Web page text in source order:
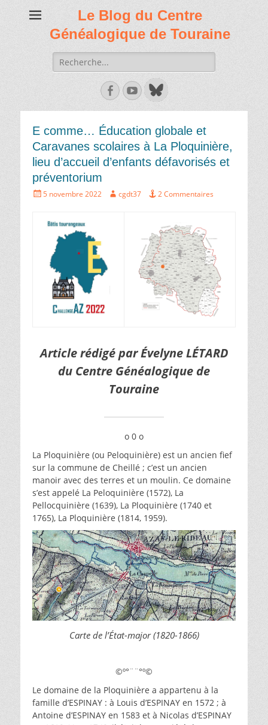
Le Blog du Centre
Généalogique de Touraine
Recherche
de:
Facebook
Youtube
E comme… Éducation globale et
Caravanes scolaires à La Ploquinière,
lieu d’accueil d’enfants défavorisés et
préventorium
Écrit5 novembre 2022 Auteur
cgdt37 2 Commentaires
Article rédigé par Évelyne LÉTARD
du Centre Généalogique de
Touraine
o 0 o
La Ploquinière (ou Peloquinière) est un ancien fief
sur la commune de Cheillé ; c’est un ancien
manoir avec des terres et un moulin. Ce domaine
s’est appelé La Peloquinière (1572), La
Pellocquinière (1639), La Ploquinière (1740 et
1765), La Ploquinière (1814, 1959).
Carte de l’État-major (1820-1866)
©º°¨¨°º©
Le domaine de la Ploquinière a appartenu à la
famille d’ESPINAY : à Louis d’ESPINAY en 1572 ; à
Antoine d’ESPINAY en 1583 et à Nicolas d’ESPINAY